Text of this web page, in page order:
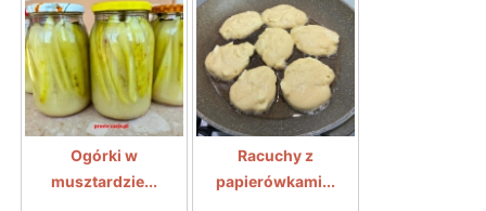
Ogórki w
musztardzie...
Racuchy z
papierówkami...